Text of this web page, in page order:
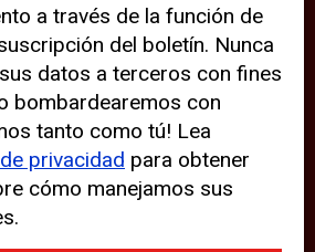
el uso de cookies
terceros, evitará que
rastreen su
en nuestro sitio
pueden aparecer
con el sitio
más
a través de la función de
del boletín. Nunca
datos a terceros con fines
bombardearemos con
tanto como tú! Lea
privacidad para obtener
cómo manejamos sus